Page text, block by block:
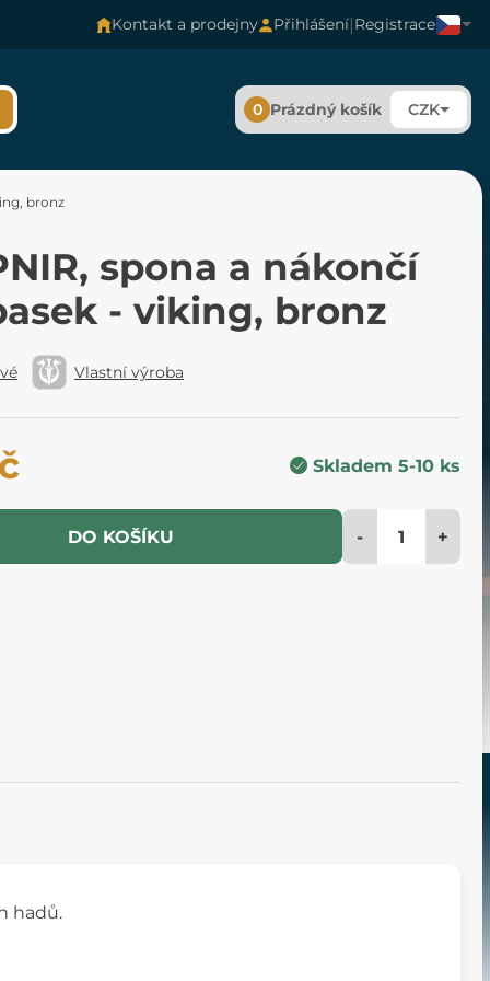
Kontakt a prodejny Přihlášení|Registrace
0 Prázdný košík CZK
bronz
spona a nákončí
- viking, bronz
Vlastní výroba
Skladem 5-10 ks
DO KOŠÍKU - +
hadů.